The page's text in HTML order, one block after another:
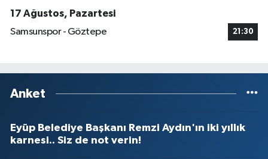
17 Ağustos, Pazartesi
Samsunspor - Göztepe
21:30
Anket
Eyüp Belediye Başkanı Remzi Aydın'ın iki yıllık
karnesi.. Siz de not verin!